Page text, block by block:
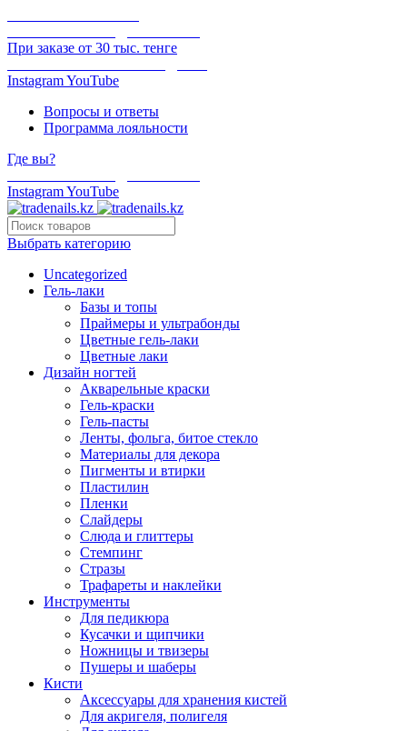
При заказе от 30 тыс. тенге
InstagramYouTube
Вопросы и ответы
Программа лояльности
Где вы?
InstagramYouTube
Выбрать категорию
Uncategorized
Гель-лаки
Базы и топы
Праймеры и ультрабонды
Цветные гель-лаки
Цветные лаки
Дизайн ногтей
Акварельные краски
Гель-краски
Гель-пасты
Ленты, фольга, битое стекло
Материалы для декора
Пигменты и втирки
Пластилин
Пленки
Слайдеры
Слюда и глиттеры
Стемпинг
Стразы
Трафареты и наклейки
Инструменты
Для педикюра
Кусачки и щипчики
Ножницы и твизеры
Пушеры и шаберы
Кисти
Аксессуары для хранения кистей
Для акригеля, полигеля